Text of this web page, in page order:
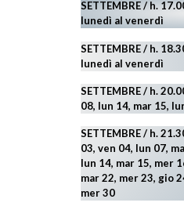
SETTEMBRE / h.
lunedì al venerdì
SETTEMBRE / h.
lunedì al venerdì
SETTEMBRE / h.
08, lun 14, mar 15,
SETTEMBRE / h.
03, ven 04, lun 07,
lun 14, mar 15, mer
mar 22, mer 23, gio
mer 30